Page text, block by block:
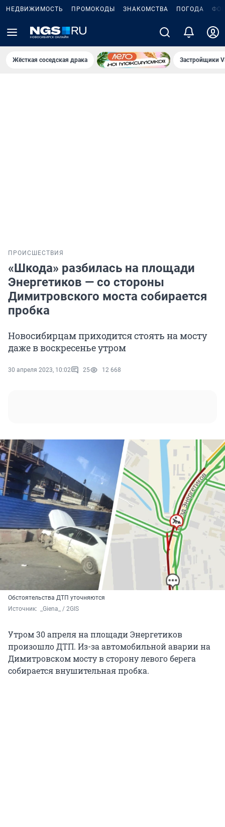
НЕДВИЖИМОСТЬ ПРОМОКОДЫ ЗНАКОМСТВА ПОГОДА
Жёсткая соседская драка Застройщики
ПРОИСШЕСТВИЯ
«Шкода» разбилась на площади
Энергетиков — со стороны
Димитровского моста собирается
пробка
Новосибирцам приходится стоять на мосту
даже в воскресенье утром
30 апреля 2023, 10:02 25 12 668
Обстоятельства ДТП уточняются
Источник:
_Giena_ / 2GIS
Утром 30 апреля на площади Энергетиков
произошло ДТП. Из-за автомобильной аварии на
Димитровском мосту в сторону левого берега
собирается внушительная пробка.